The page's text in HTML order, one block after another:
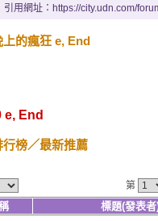
引用網址：https://city.udn.com/
上的瘋狂 e, End
e, End
行榜／最新推薦
第
標題(發表者